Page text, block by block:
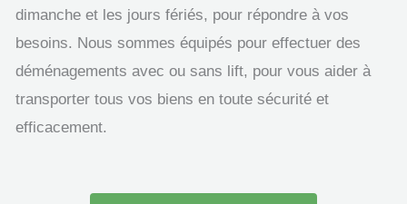
dimanche et les jours fériés, pour répondre à vos
besoins. Nous sommes équipés pour effectuer des
déménagements avec ou sans lift, pour vous aider à
transporter tous vos biens en toute sécurité et
efficacement.